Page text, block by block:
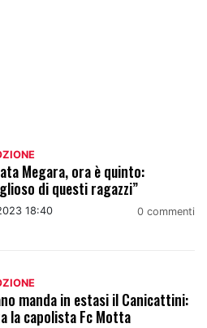
Megara, ora è quinto:
di questi ragazzi”
18:40 0 commenti
manda in estasi il Canicattini:
la capolista Fc Motta